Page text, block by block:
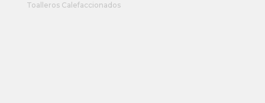
Toalleros Calefaccionados